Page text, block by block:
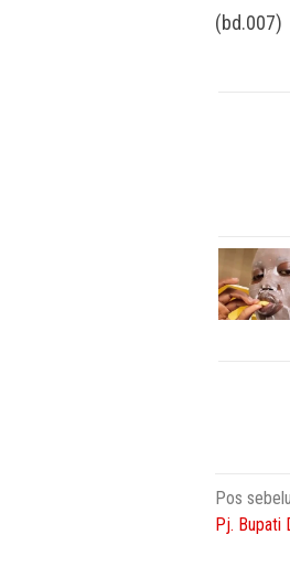
(bd.007)
pos
Pos
Pj. Bupati